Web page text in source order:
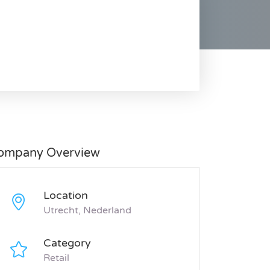
Overview
Location
Utrecht, Nederland
Category
Retail